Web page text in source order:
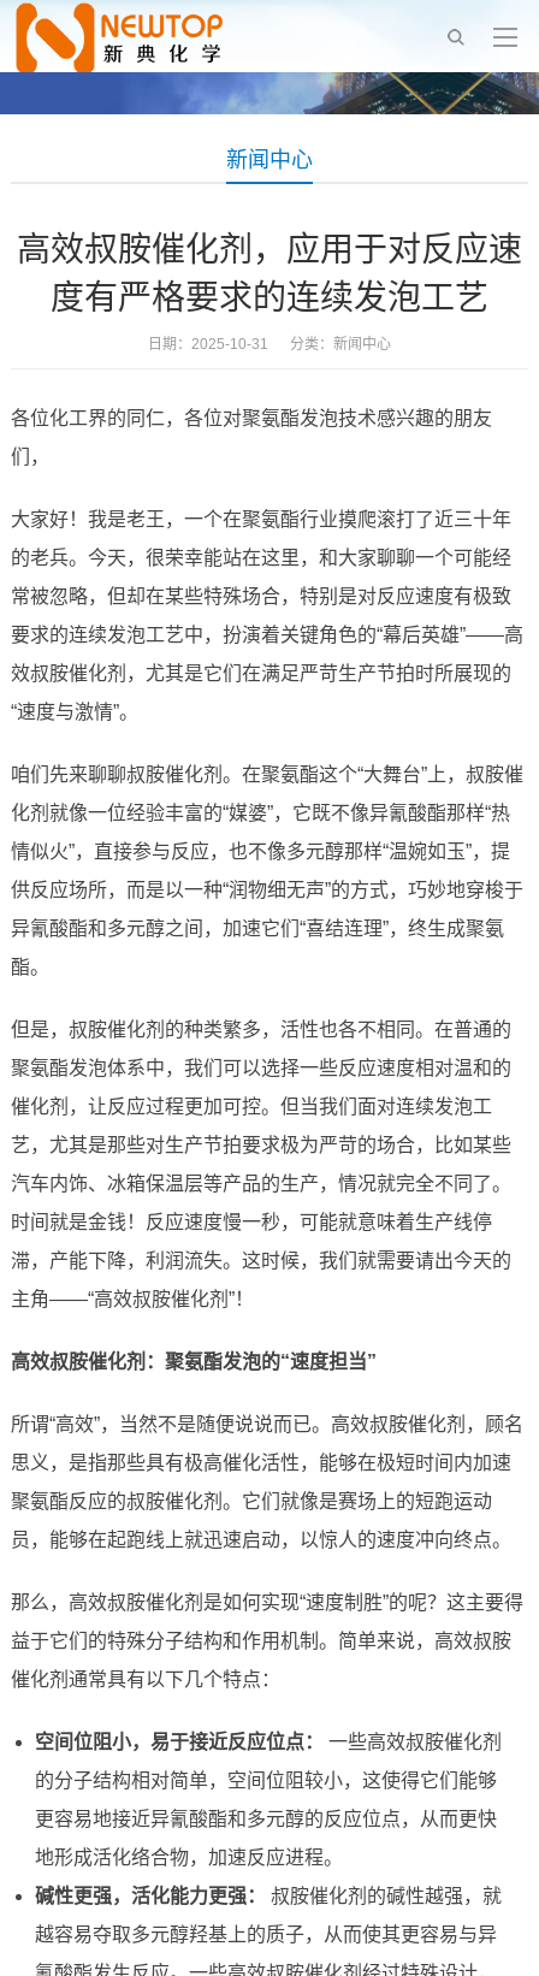
新闻中心
高效叔胺催化剂，应用于对反应速
度有严格要求的连续发泡工艺
日期：2025-10-31 分类： 新闻中心
各位化工界的同仁，各位对聚氨酯发泡技术感兴趣的朋友
们，
大家好！我是老王，一个在聚氨酯行业摸爬滚打了近三十年
的老兵。今天，很荣幸能站在这里，和大家聊聊一个可能经
常被忽略，但却在某些特殊场合，特别是对反应速度有极致
要求的连续发泡工艺中，扮演着关键角色的“幕后英雄”——高
效叔胺催化剂，尤其是它们在满足严苛生产节拍时所展现的
“速度与激情”。
咱们先来聊聊叔胺催化剂。在聚氨酯这个“大舞台”上，叔胺催
化剂就像一位经验丰富的“媒婆”，它既不像异氰酸酯那样“热
情似火”，直接参与反应，也不像多元醇那样“温婉如玉”，提
供反应场所，而是以一种“润物细无声”的方式，巧妙地穿梭于
异氰酸酯和多元醇之间，加速它们“喜结连理”，终生成聚氨
酯。
但是，叔胺催化剂的种类繁多，活性也各不相同。在普通的
聚氨酯发泡体系中，我们可以选择一些反应速度相对温和的
催化剂，让反应过程更加可控。但当我们面对连续发泡工
艺，尤其是那些对生产节拍要求极为严苛的场合，比如某些
汽车内饰、冰箱保温层等产品的生产，情况就完全不同了。
时间就是金钱！反应速度慢一秒，可能就意味着生产线停
滞，产能下降，利润流失。这时候，我们就需要请出今天的
主角——“高效叔胺催化剂”！
高效叔胺催化剂：聚氨酯发泡的“速度担当”
所谓“高效”，当然不是随便说说而已。高效叔胺催化剂，顾名
思义，是指那些具有极高催化活性，能够在极短时间内加速
聚氨酯反应的叔胺催化剂。它们就像是赛场上的短跑运动
员，能够在起跑线上就迅速启动，以惊人的速度冲向终点。
那么，高效叔胺催化剂是如何实现“速度制胜”的呢？这主要得
益于它们的特殊分子结构和作用机制。简单来说，高效叔胺
催化剂通常具有以下几个特点：
空间位阻小，易于接近反应位点：
一些高效叔胺催化剂
的分子结构相对简单，空间位阻较小，这使得它们能够
更容易地接近异氰酸酯和多元醇的反应位点，从而更快
地形成活化络合物，加速反应进程。
碱性更强，活化能力更强：
叔胺催化剂的碱性越强，就
越容易夺取多元醇羟基上的质子，从而使其更容易与异